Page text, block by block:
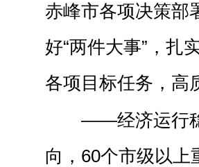
赤峰市各项决策部
好“两件大事”，扎
各项目标任务，高
——经济运行
向，60个市级以上